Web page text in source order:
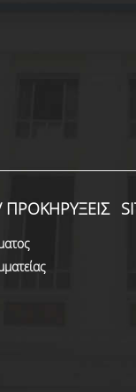
ΠΡΟΚΗΡΥΞΕΙΣ